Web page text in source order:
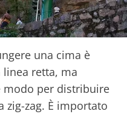
una cima è
retta, ma
modo per distribuire
zig-zag. È importato